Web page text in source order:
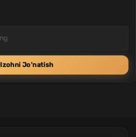
Izohni Jo'natish